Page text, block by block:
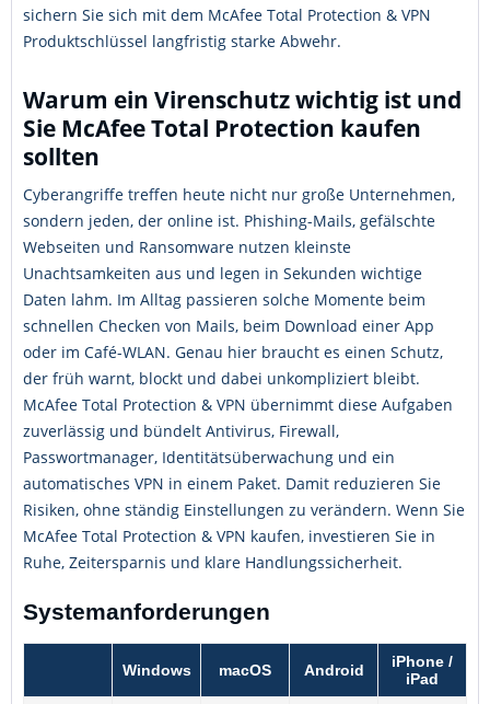
sichern Sie sich mit dem McAfee Total Protection & VPN
Produktschlüssel langfristig starke Abwehr.
Warum ein Virenschutz wichtig ist und
Sie McAfee Total Protection kaufen
sollten
Cyberangriffe treffen heute nicht nur große Unternehmen,
sondern jeden, der online ist. Phishing-Mails, gefälschte
Webseiten und Ransomware nutzen kleinste
Unachtsamkeiten aus und legen in Sekunden wichtige
Daten lahm. Im Alltag passieren solche Momente beim
schnellen Checken von Mails, beim Download einer App
oder im Café-WLAN. Genau hier braucht es einen Schutz,
der früh warnt, blockt und dabei unkompliziert bleibt.
McAfee Total Protection & VPN übernimmt diese Aufgaben
zuverlässig und bündelt Antivirus, Firewall,
Passwortmanager, Identitätsüberwachung und ein
automatisches VPN in einem Paket. Damit reduzieren Sie
Risiken, ohne ständig Einstellungen zu verändern. Wenn Sie
McAfee Total Protection & VPN kaufen, investieren Sie in
Ruhe, Zeitersparnis und klare Handlungssicherheit.
Systemanforderungen
Windows macOS Android
iPhone /
iPad